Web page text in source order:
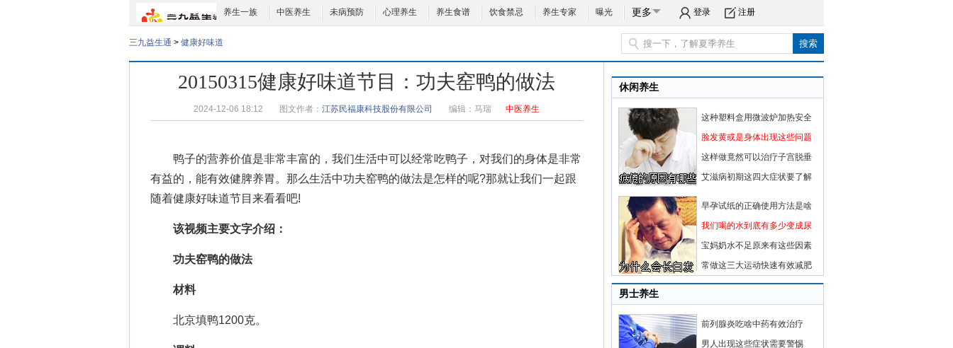
养生一族 中医养生 未病预防 心理养生 养生食谱 饮食禁忌 养生专家 曝光 更多 登录 注册
三九益生通 > 健康好味道
20150315健康好味道节目：功夫窑鸭的做法
2024-12-06 18:12 图文作者： 江苏民福康科技股份有限公司 编辑： 马瑞 中医养生
鸭子的营养价值是非常丰富的，我们生活中可以经常吃鸭子，对我们的身体是非常
有益的，能有效健脾养胃。那么生活中功夫窑鸭的做法是怎样的呢?那就让我们一起跟
随着健康好味道节目 来看看吧!
该视频主要文字介绍：
功夫窑鸭的做法
材料
北京填鸭1200克。
休闲养生
这种塑料盒用微波炉加热安全
脸发黄或是身体出现这些问题
这样做竟然可以治疗子宫脱垂
艾滋病初期这四大症状要了解
早孕试纸的正确使用方法是啥
我们喝的水到底有多少变成尿
宝妈奶水不足原来有这些因素
常做这三大运动快速有效减肥
男士养生
前列腺炎吃啥中药有效治疗
男人出现这些症状需要警惕